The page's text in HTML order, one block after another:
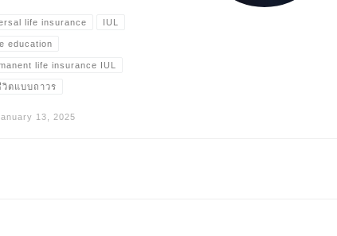
life insurance IUL
education
life insurance IUL
ตแบบถาวร
13, 2025